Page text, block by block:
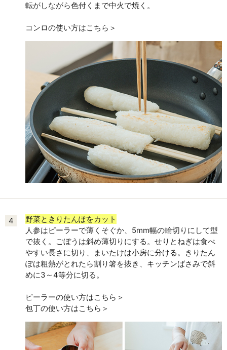
転がしながら色付くまで中火で焼く。
コンロの使い方はこちら＞
4
野菜ときりたんぽをカット
人参はピーラーで薄くそぐか、5mm幅の輪切りにして型
で抜く。ごぼうは斜め薄切りにする。せりとねぎは食べ
やすい長さに切り、まいたけは小房に分ける。きりたん
ぽは粗熱がとれたら割り箸を抜き、キッチンばさみで斜
めに3～4等分に切る。
ピーラーの使い方はこちら＞
包丁の使い方はこちら＞